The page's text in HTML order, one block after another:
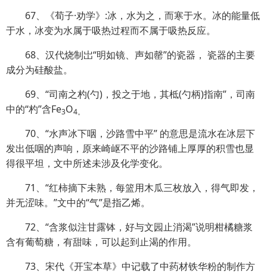
67、《荀子·劝学》:冰，水为之，而寒于水。冰的能量低
于水，冰变为水属于吸热过程而不属于吸热反应。
68、汉代烧制岀“明如镜、声如罄”的瓷器， 瓷器的主要
成分为硅酸盐。
69、“司南之杓(勺)，投之于地，其柢(勺柄)指南”，司南
中的“杓”含Fe3O4。
70、“水声冰下咽，沙路雪中平” 的意思是流水在冰层下
发出低咽的声响，原来崎岖不平的沙路铺上厚厚的积雪也显
得很平坦，文中所述未涉及化学变化。
71、“红柿摘下未熟，每篮用木瓜三枚放入，得气即发，
并无涩味。”文中的“气”是指乙烯。
72、“含浆似注甘露钵，好与文园止消渴”说明柑橘糖浆
含有葡萄糖，有甜味，可以起到止渴的作用。
73、宋代《开宝本草》中记载了中药材铁华粉的制作方